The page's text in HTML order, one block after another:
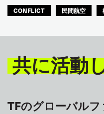
CONFLICT 民間航空
共に活動
TFのグローバル